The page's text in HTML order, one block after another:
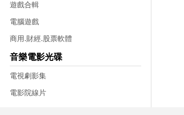
遊戲合輯
電腦遊戲
商用.財經.股票軟體
音樂電影光碟
電視劇影集
電影院線片